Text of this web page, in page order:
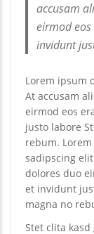
accusam
eirmod
invidunt
Lorem ipsum
At accusam
eirmod eos
justo labore
rebum.
sadipscing
dolores duo
et invidunt
magna no
Stet clita